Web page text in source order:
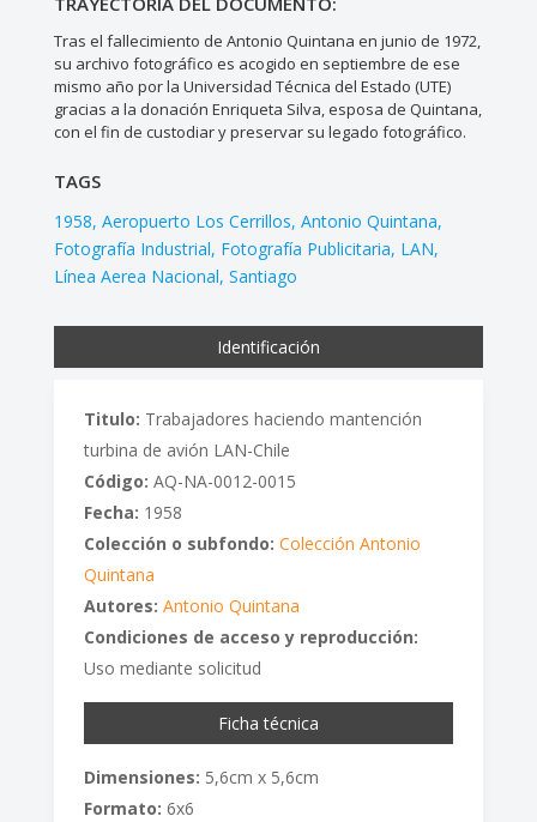
Tras el fallecimiento de Antonio Quintana en junio de 1972,
su archivo fotográfico es acogido en septiembre de ese
mismo año por la Universidad Técnica del Estado (UTE)
gracias a la donación Enriqueta Silva, esposa de Quintana,
con el fin de custodiar y preservar su legado fotográfico.
TAGS
1958 Aeropuerto Los Cerrillos Antonio Quintana
Fotografía Industrial Fotografía Publicitaria LAN
Línea Aerea Nacional Santiago
Identificación
Titulo: Trabajadores haciendo mantención
turbina de avión LAN-Chile
Código: AQ-NA-0012-0015
Fecha: 1958
Colección o subfondo: Colección Antonio
Quintana
Autores: Antonio Quintana
Condiciones de acceso y reproducción:
Uso mediante solicitud
Ficha técnica
Dimensiones: 5,6cm x 5,6cm
Formato: 6x6